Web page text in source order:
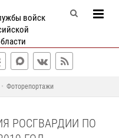
войск
Фоторепортажи
РОСГВАРДИИ ПО